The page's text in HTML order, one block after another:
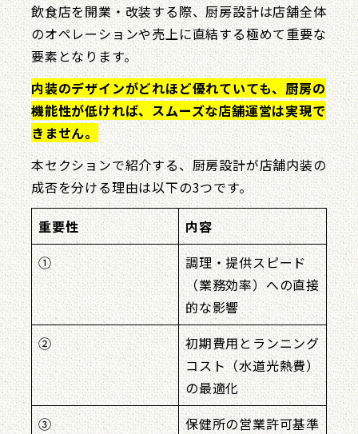
飲食店を開業・改装する際、厨房設計は店舗全体
のオペレーションや売上に直結する極めて重要な
要素となります。
内装のデザインがどれほど優れていても、厨房の
機能性が低ければ、スムーズな店舗運営は実現で
きません。
本セクションで紹介する、厨房設計が店舗内装の
成否を分ける理由は以下の3つです。
重要性
内容
①
調理・提供スピード
（業務効率）への直接
的な影響
②
初期費用とランニング
コスト（水道光熱費）
の最適化
③
保健所の営業許可基準